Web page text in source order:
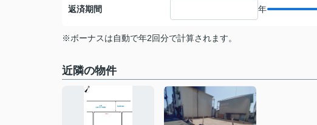
返済期間 年
※ボーナスは自動で年2回分で計算されます。
近隣の物件